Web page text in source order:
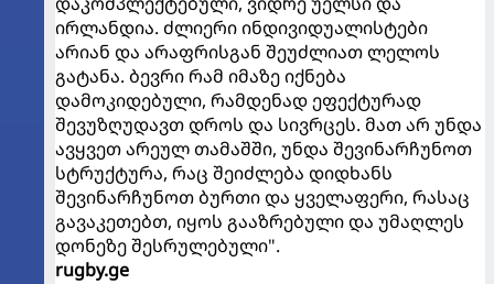
ირლანდია. ძლიერი ინდივიდუალისტები
არიან და არაფრისგან შეუძლიათ ლელოს
გატანა. ბევრი რამ იმაზე იქნება
დამოკიდებული, რამდენად ეფექტურად
შევუზღუდავთ დროს და სივრცეს. მათ არ უნდა
ავყვეთ არეულ თამაშში, უნდა შევინარჩუნოთ
სტრუქტურა, რაც შეიძლება დიდხანს
შევინარჩუნოთ ბურთი და ყველაფერი, რასაც
გავაკეთებთ, იყოს გააზრებული და უმაღლეს
დონეზე შესრულებული".
rugby.ge